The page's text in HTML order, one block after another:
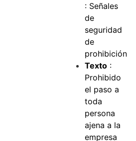
: Señales
de
seguridad
de
prohibición
Texto :
Prohibido
el paso a
toda
persona
ajena a la
empresa